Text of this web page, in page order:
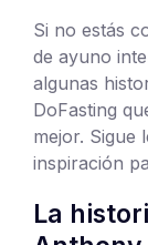
Si no estás
de ayuno
algunas
DoFasting
mejor. Sigue
inspiración
La